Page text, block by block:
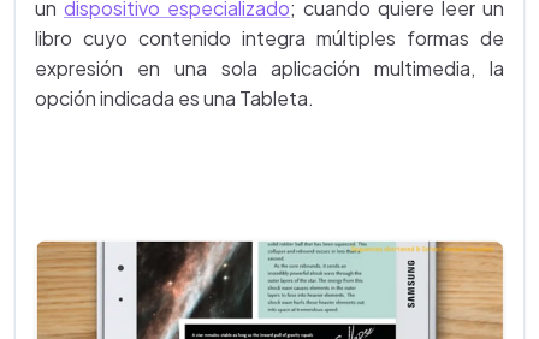
un dispositivo especializado; cuando quiere leer un
libro cuyo contenido integra múltiples formas de
expresión en una sola aplicación multimedia, la
opción indicada es una Tableta.